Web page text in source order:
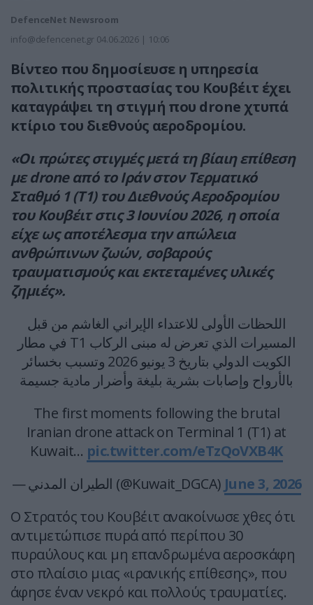
DefenceNet Newsroom
info@defencenet.gr 04.06.2026 | 10:06
Βίντεο που δημοσίευσε η υπηρεσία
πολιτικής προστασίας του Κουβέιτ έχει
καταγράψει τη στιγμή που drone χτυπά
κτίριο του διεθνούς αεροδρομίου.
«Οι πρώτες στιγμές μετά τη βίαιη επίθεση
με drone από το Ιράν στον Τερματικό
Σταθμό 1 (T1) του Διεθνούς Αεροδρομίου
του Κουβέιτ στις 3 Ιουνίου 2026, η οποία
είχε ως αποτέλεσμα την απώλεια
ανθρώπινων ζωών, σοβαρούς
τραυματισμούς και εκτεταμένες υλικές
ζημιές».
اللحظات الأولى للاعتداء الإيراني الغاشم من قبل
المسيرات الذي تعرض له مبنى الركاب T1 في مطار
الكويت الدولي بتاريخ 3 يونيو 2026 وتسبب بخسائر
بالأرواح وإصابات بشرية بليغة وأضرار مادية جسيمة
The first moments following the brutal
Iranian drone attack on Terminal 1 (T1) at
Kuwait… pic.twitter.com/eTzQoVXB4K
— الطيران المدني (@Kuwait_DGCA) June 3, 2026
Ο Στρατός του Κουβέιτ ανακοίνωσε χθες ότι
αντιμετώπισε πυρά από περίπου 30
πυραύλους και μη επανδρωμένα αεροσκάφη
στο πλαίσιο μιας «ιρανικής επίθεσης», που
άφησε έναν νεκρό και πολλούς τραυματίες.